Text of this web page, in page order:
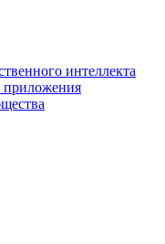
интеллекта
приложения